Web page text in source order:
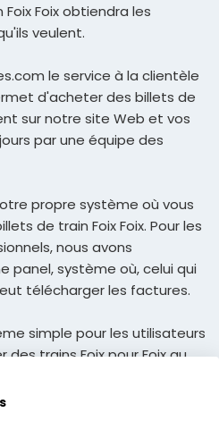
Foix obtiendra les
veulent.
le service à la clientèle
d'acheter des billets de
sur notre site Web et vos
par une équipe des
propre système où vous
de train Foix Foix. Pour les
nous avons
panel, système où, celui qui
télécharger les factures.
simple pour les utilisateurs
trains Foix pour Foix au
votre e-mail afin de
voyager manière la plus